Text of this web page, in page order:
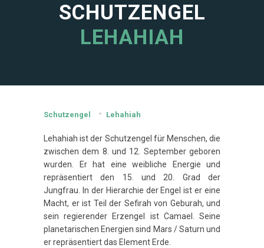
SCHUTZENGEL
LEHAHIAH
Schutzengel Lehahiah
Lehahiah ist der Schutzengel für Menschen, die
zwischen dem 8. und 12. September geboren
wurden. Er hat eine weibliche Energie und
repräsentiert den 15. und 20. Grad der
Jungfrau. In der Hierarchie der Engel ist er eine
Macht, er ist Teil der Sefirah von Geburah, und
sein regierender Erzengel ist Camael. Seine
planetarischen Energien sind Mars / Saturn und
er repräsentiert das Element Erde.